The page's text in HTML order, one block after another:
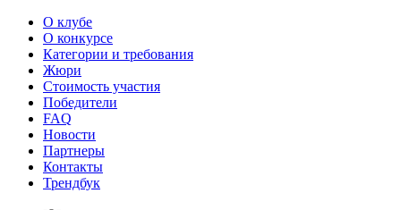
О клубе
О конкурсе
Категории и требования
Жюри
Стоимость участия
Победители
FAQ
Новости
Партнеры
Контакты
Трендбук